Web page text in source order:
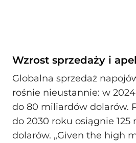
Wzrost sprzedaży i
Globalna sprzedaż
rośnie nieustannie: w
do 80 miliardów dolarów.
do 2030 roku osiągnie
dolarów. „Given the high